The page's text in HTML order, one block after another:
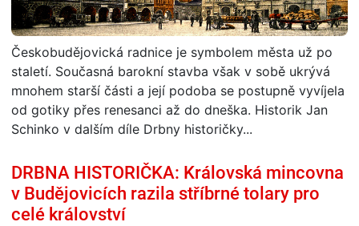
Českobudějovická radnice je symbolem města už po
staletí. Současná barokní stavba však v sobě ukrývá
mnohem starší části a její podoba se postupně vyvíjela
od gotiky přes renesanci až do dneška. Historik Jan
Schinko v dalším díle Drbny historičky...
DRBNA HISTORIČKA: Královská mincovna
v Budějovicích razila stříbrné tolary pro
celé království